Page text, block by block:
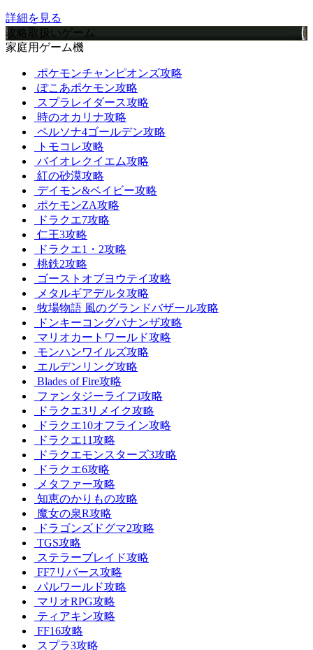
詳細を見る
攻略取扱いゲーム
家庭用ゲーム機
ポケモンチャンピオンズ攻略
ぽこあポケモン攻略
スプラレイダース攻略
時のオカリナ攻略
ペルソナ4ゴールデン攻略
トモコレ攻略
バイオレクイエム攻略
紅の砂漠攻略
デイモン&ベイビー攻略
ポケモンZA攻略
ドラクエ7攻略
仁王3攻略
ドラクエ1・2攻略
桃鉄2攻略
ゴーストオブヨウテイ攻略
メタルギアデルタ攻略
牧場物語 風のグランドバザール攻略
ドンキーコングバナンザ攻略
マリオカートワールド攻略
モンハンワイルズ攻略
エルデンリング攻略
Blades of Fire攻略
ファンタジーライフi攻略
ドラクエ3リメイク攻略
ドラクエ10オフライン攻略
ドラクエ11攻略
ドラクエモンスターズ3攻略
ドラクエ6攻略
メタファー攻略
知恵のかりもの攻略
魔女の泉R攻略
ドラゴンズドグマ2攻略
TGS攻略
ステラーブレイド攻略
FF7リバース攻略
パルワールド攻略
マリオRPG攻略
ティアキン攻略
FF16攻略
スプラ3攻略